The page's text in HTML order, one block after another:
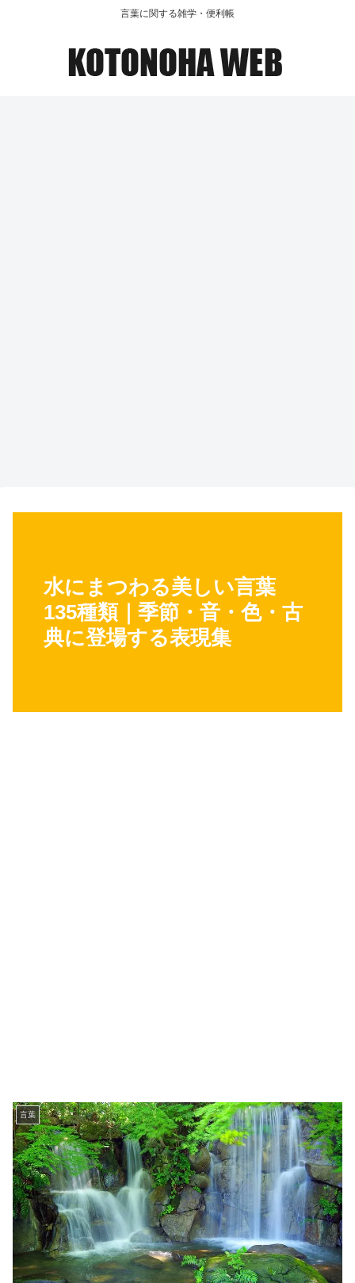
言葉に関する雑学・便利帳
水にまつわる美しい言葉
135種類｜季節・音・色・古
典に登場する表現集
言葉